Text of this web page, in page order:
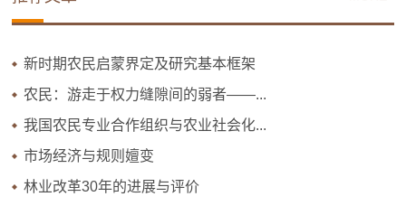
新时期农民启蒙界定及研究基本框架
农民：游走于权力缝隙间的弱者——...
我国农民专业合作组织与农业社会化...
市场经济与规则嬗变
林业改革30年的进展与评价